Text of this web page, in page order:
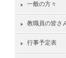
一般の方々
教職員の皆さ
行事予定表